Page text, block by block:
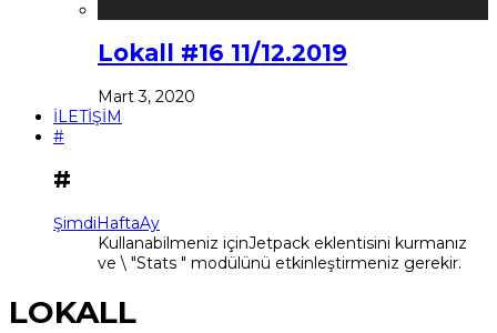
Lokall #16 11/12.2019
Mart 3, 2020
İLETİŞİM
#
#
ŞimdiHaftaAy
Kullanabilmeniz içinJetpack eklentisini kurmanız
ve \ "Stats " modülünü etkinleştirmeniz gerekir.
LOKALL